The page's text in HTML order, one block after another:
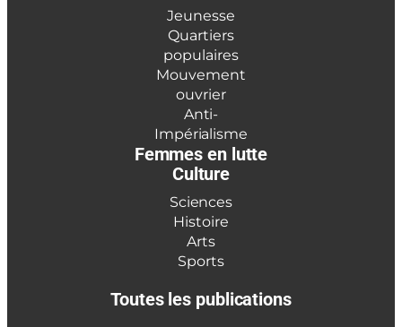
Jeunesse
Quartiers
populaires
Mouvement
ouvrier
Anti-
Impérialisme
Femmes en lutte
Culture
Sciences
Histoire
Arts
Sports
Toutes les publications